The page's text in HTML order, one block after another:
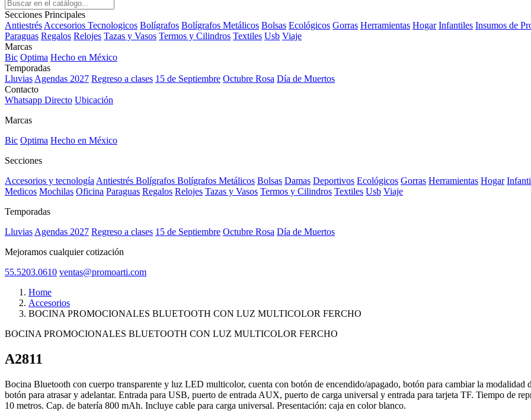
Secciones Principales
Antiestrés Accesorios Tecnologicos Bolígrafos Bolígrafos Metálicos Bolsas Ecológicos Gorras Herramientas Hogar Infantiles Insumos de
Paraguas Regalos Relojes Tazas y Vasos Termos y Cilindros Textiles Usb Viaje
Marcas
Bic Optima Hecho en México
Temporadas
Lluvias Agendas 2027 Regreso a clases 15 de Septiembre Octubre Rosa Día de Muertos
Contacto
Whatsapp Directo Ubicación
Marcas
Bic Optima Hecho en México
Secciones
Accesorios y tecnología Antiestrés Bolígrafos Bolígrafos Metálicos Bolsas Damas Deportivos Ecológicos Gorras Herramientas Hogar
Medicos Mochilas Oficina Paraguas Regalos Relojes Tazas y Vasos Termos y Cilindros Textiles Usb Viaje
Temporadas
Lluvias Agendas 2027 Regreso a clases 15 de Septiembre Octubre Rosa Día de Muertos
Mejoramos cualquier cotización
55.5203.0610 ventas@promoarti.com
Home
Accesorios
BOCINA PROMOCIONALES BLUETOOTH CON LUZ MULTICOLOR FERCHO
BOCINA PROMOCIONALES BLUETOOTH CON LUZ MULTICOLOR FERCHO
A2811
Bocina Bluetooth con cuerpo transparente y luz LED multicolor, cuenta con botón de encendido/apagado, botón para cambiar la
botón para atrasar y adelantar. Entrada para USB, puerto de entrada AUX, puerto de carga universal y entrada para tarjeta TF. Tiempo de
10 metros. Cap. de batería 800 mAh. Incluye cable para carga universal. Presentación: caja en color blanco.